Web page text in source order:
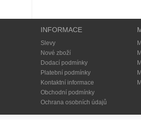
INFORMACE
Slevy
Nové zboží
Dodací podmínky
Platební podmínky
Kontaktní informace
Obchodní podmínky
Ochrana osobních údajů